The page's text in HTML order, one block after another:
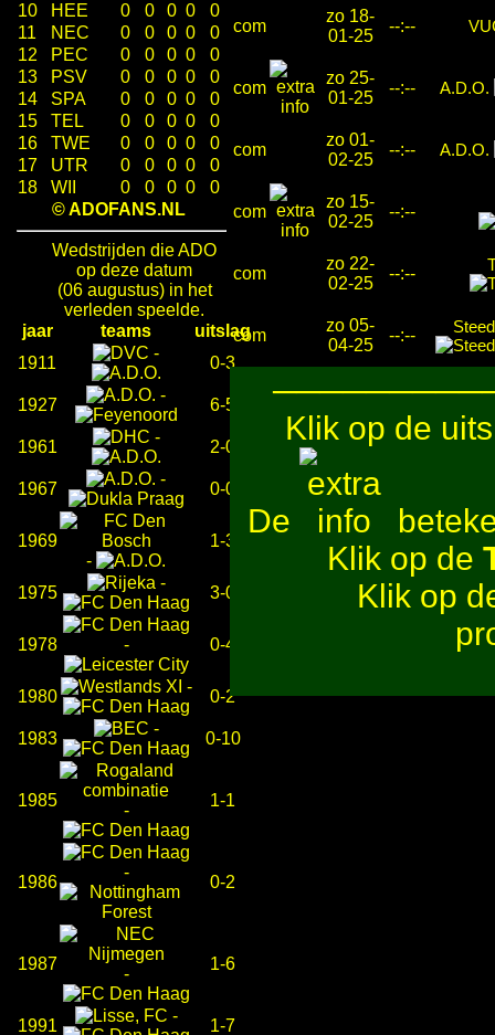
10
HEE 0 0 0 0
0
11
NEC 0 0 0 0
0
12
PEC 0 0 0 0
0
13
PSV 0 0 0 0
0
14
SPA 0 0 0 0
0
15
TEL 0 0 0 0
0
16
TWE 0 0 0 0
0
17
UTR 0 0 0 0
0
18
WII 0 0 0 0
0
© ADOFANS.NL
Wedstrijden die ADO
op deze datum
(06 augustus) in het
verleden speelde.
jaar
teams
uitslag
1911
-
0-3
1927
-
6-5
1961
-
2-0
1967
-
0-0
1969
-
1-3
1975
-
3-0
1978 - 0-4
1980
-
0-2
1983
-
0-10
1985
-
1-1
1986
-
0-2
1987
-
1-6
1991
-
1-7
com
zo 18-
01-25
--:--
com
zo 25-
01-25
--:-- A.D.O.
com
zo 01-
02-25
--:-- A.D.O.
com
zo 15-
02-25
--:--
com
zo 22-
02-25
--:--
com
zo 05-
04-25
--:--
Klik op de
De
Klik op de
Klik op